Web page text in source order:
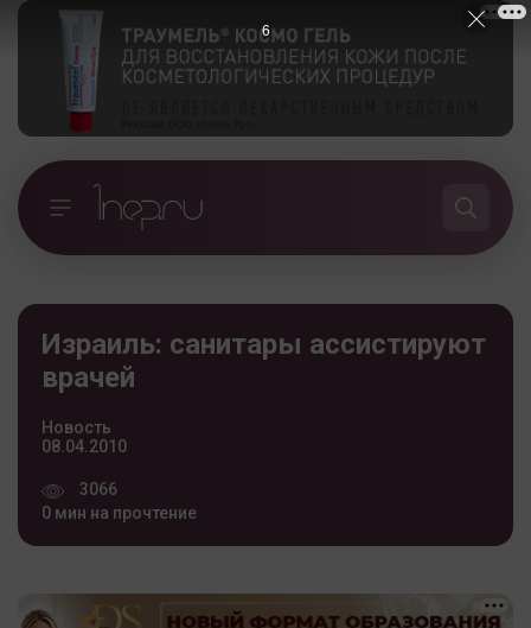
Израиль: санитары ассистируют
врачей
Новость
08.04.2010
3066
0 мин на прочтение
5